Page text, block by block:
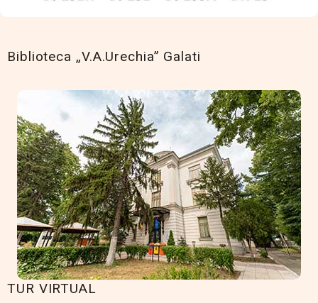
Biblioteca „V.A.Urechia” Galati
TUR VIRTUAL